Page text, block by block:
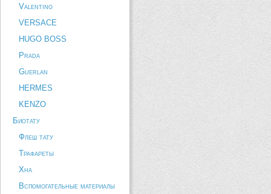
Valentino
VERSACE
HUGO BOSS
Prada
Guerlan
HERMES
KENZO
Биотату
Флеш тату
Трафареты
Хна
Вспомогательные материалы